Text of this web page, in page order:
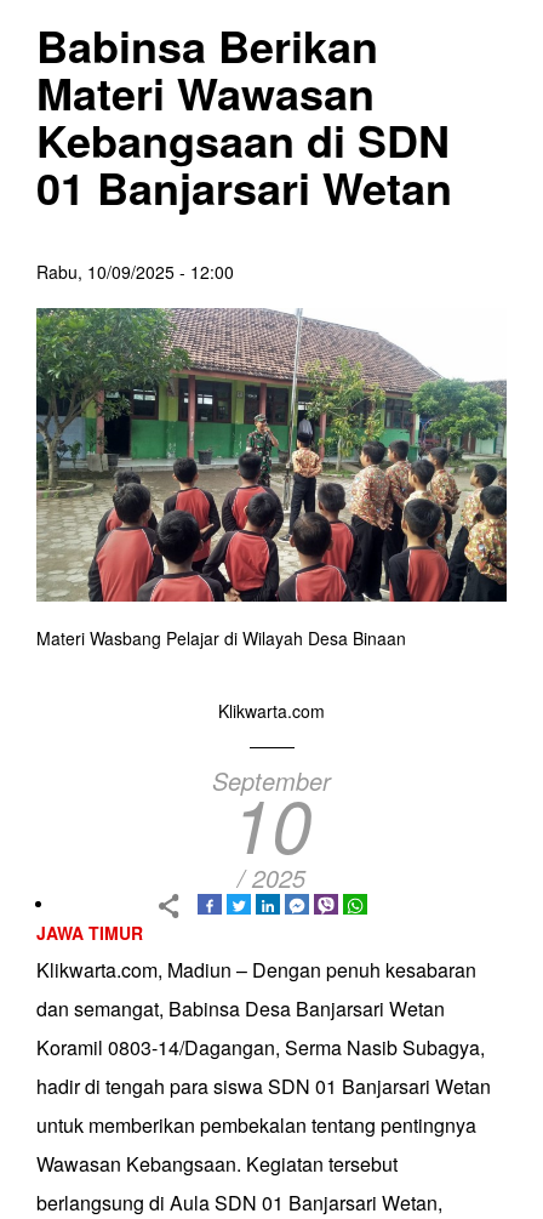
Babinsa Berikan
Materi Wawasan
Kebangsaan di SDN
01 Banjarsari Wetan
Rabu, 10/09/2025 - 12:00
Materi Wasbang Pelajar di Wilayah Desa Binaan
Klikwarta.com
September
10
/ 2025
JAWA TIMUR
Klikwarta.com, Madiun – Dengan penuh kesabaran
dan semangat, Babinsa Desa Banjarsari Wetan
Koramil 0803-14/Dagangan, Serma Nasib Subagya,
hadir di tengah para siswa SDN 01 Banjarsari Wetan
untuk memberikan pembekalan tentang pentingnya
Wawasan Kebangsaan. Kegiatan tersebut
berlangsung di Aula SDN 01 Banjarsari Wetan,